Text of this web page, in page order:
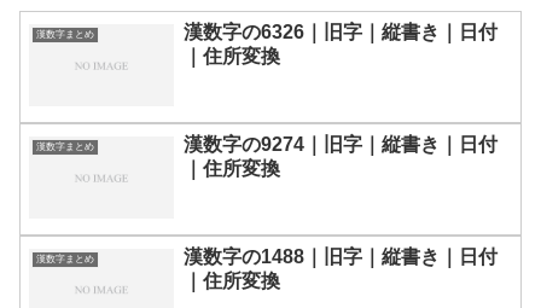
漢数字まとめ
漢数字の6326｜旧字｜縦書き｜日付
｜住所変換
漢数字まとめ
漢数字の9274｜旧字｜縦書き｜日付
｜住所変換
漢数字まとめ
漢数字の1488｜旧字｜縦書き｜日付
｜住所変換